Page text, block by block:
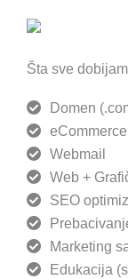
Šta sve
Domen
Webmail
Web +
SEO
Marketing
Edukacija